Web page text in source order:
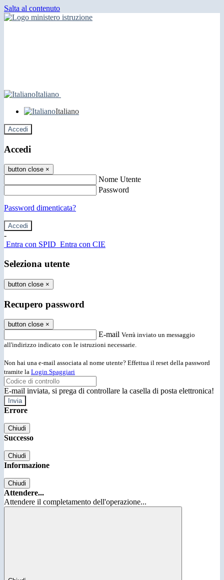
Salta al contenuto
Italiano
Italiano
Accedi
Accedi
button close ×
Nome Utente
Password
Password dimenticata?
-
Entra con SPID Entra con CIE
Seleziona utente
button close ×
Recupero password
button close ×
E-mail Verrà inviato un messaggio
all'indirizzo indicato con le istruzioni necessarie.
Non hai una e-mail associata al nome utente? Effettua il reset della password
tramite la Login Spaggiari
E-mail inviata, si prega di controllare la casella di posta elettronica!
Errore
Chiudi
Successo
Chiudi
Informazione
Chiudi
Attendere...
Attendere il completamento dell'operazione...